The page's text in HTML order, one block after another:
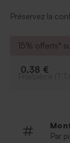
Préservez la
15% offerts*
0,38 €
Par